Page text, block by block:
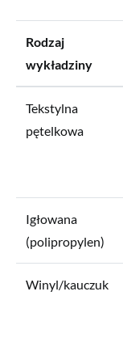
Rodzaj
wykładziny
Tekstylna
pętelkowa
Igłowana
(polipropylen)
Winyl/kauczuk